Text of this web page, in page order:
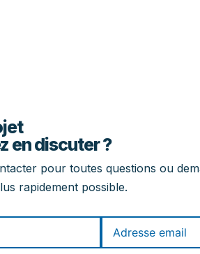
en discuter ?
pour toutes questions ou
rapidement possible.